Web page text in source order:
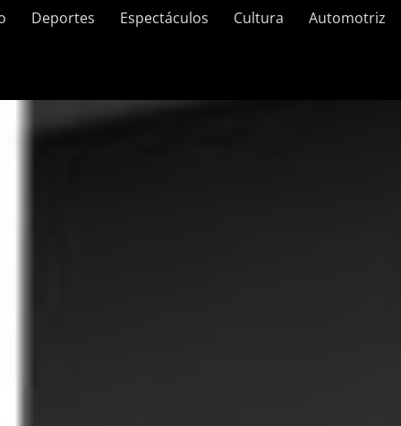
Deportes Espectáculos Cultura Automotriz